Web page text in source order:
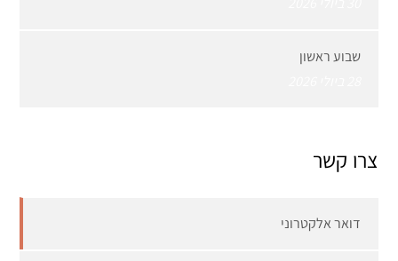
שבוע ראשון
צרו קשר
דואר אלקטרוני